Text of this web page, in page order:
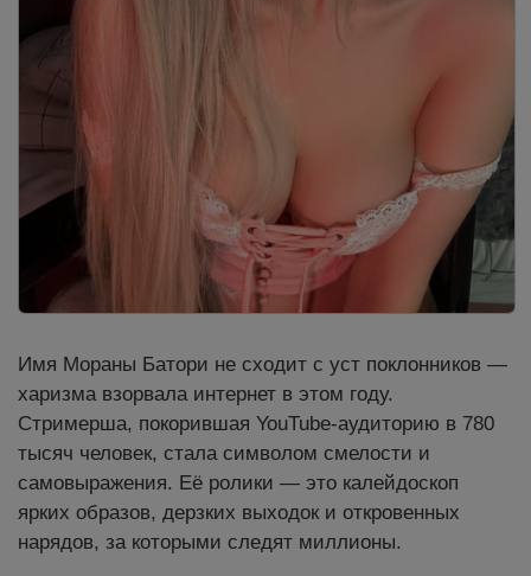
Имя Мораны Батори не сходит с уст поклонников —
харизма взорвала интернет в этом году.
Стримерша, покорившая YouTube-аудиторию в 780
тысяч человек, стала символом смелости и
самовыражения. Её ролики — это калейдоскоп
ярких образов, дерзких выходок и откровенных
нарядов, за которыми следят миллионы.